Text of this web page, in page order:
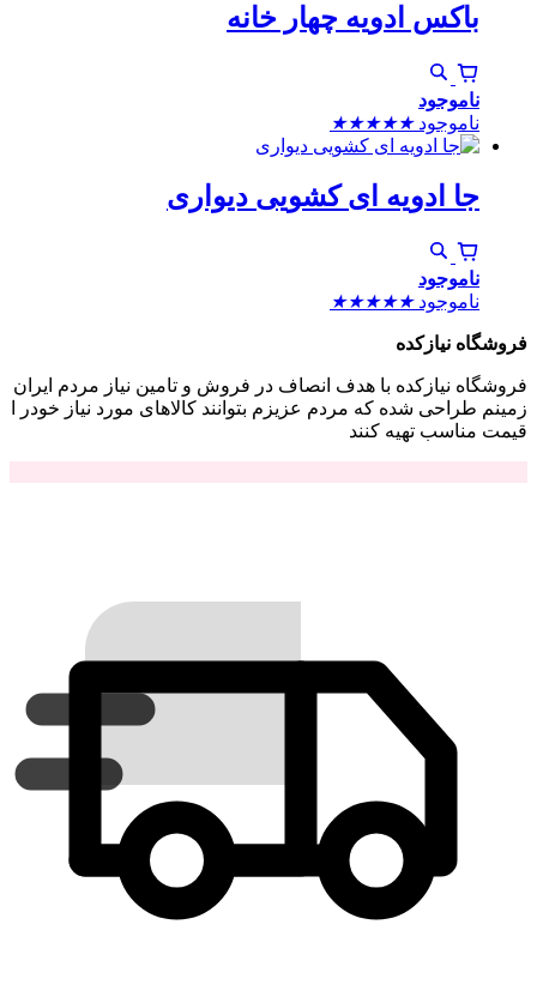
باکس ادویه چهار خانه
ناموجود
ناموجود ★
★
★
★
★
جا ادویه ای کشویی دیواری
ناموجود
ناموجود ★
★
★
★
★
فروشگاه نیازکده
فروشگاه نیازکده با هدف انصاف در فروش و تامین نیاز مردم ایران
زمینم طراحی شده که مردم عزیزم بتوانند کالاهای مورد نیاز خودر ا
قیمت مناسب تهیه کنند